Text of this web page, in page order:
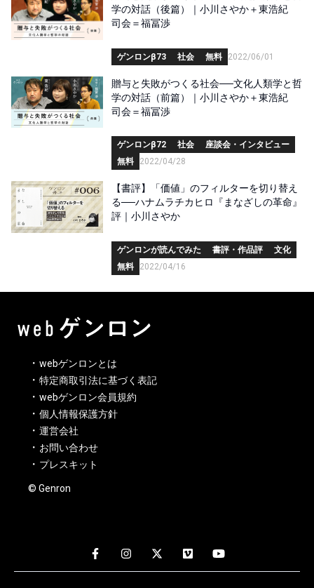
学の対話（後篇）｜小川さやか＋東浩紀
司会＝福冨渉
ゲンロンβ73 社会 無料 2022/06/01
贈与と失敗がつくる社会──文化人類学と哲
学の対話（前篇）｜小川さやか＋東浩紀
司会＝福冨渉
ゲンロンβ72 社会
座談会・インタビュー
無料
2022/04/28
【書評】「価値」のフィルターを切り替え
る──ハナムラチカヒロ『まなざしの革命』
評｜小川さやか
ゲンロンが読んでみた 書評・作品評
文化
無料
2022/04/16
webゲンロンとは
特定商取引法に基づく表記
webゲンロン会員規約
個人情報保護方針
運営会社
お問い合わせ
プレスキット
© Genron